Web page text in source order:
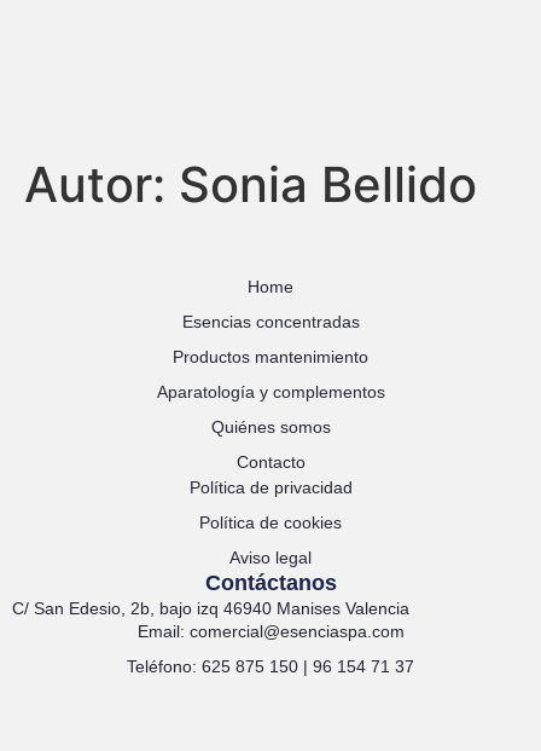
Autor: Sonia Bellido
Home
Esencias concentradas
Productos mantenimiento
Aparatología y complementos
Quiénes somos
Contacto
Política de privacidad
Política de cookies
Aviso legal
Contáctanos
C/ San Edesio, 2b, bajo izq 46940 Manises Valencia
Email: comercial@esenciaspa.com
Teléfono: 625 875 150 | 96 154 71 37